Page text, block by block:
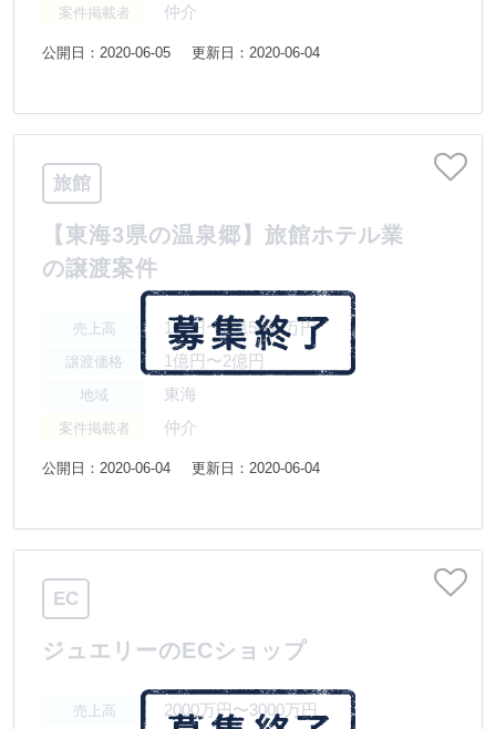
案件掲載者 仲介
公開日：2020-06-05 更新日：2020-06-04
旅館
【東海3県の温泉郷】旅館ホテル業
の譲渡案件
売上高 1億円〜2億5000万円
譲渡価格 1億円〜2億円
地域 東海
案件掲載者 仲介
公開日：2020-06-04 更新日：2020-06-04
EC
ジュエリーのECショップ
売上高 2000万円〜3000万円